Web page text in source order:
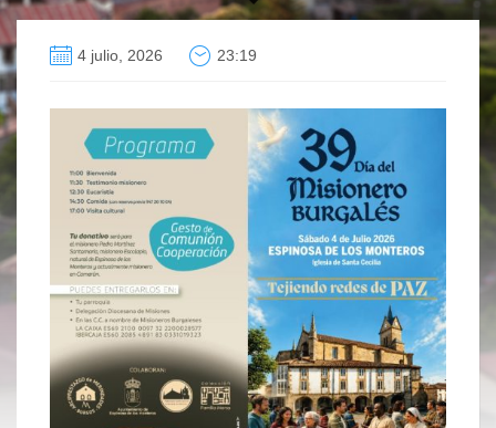
4 julio, 2026 23:19